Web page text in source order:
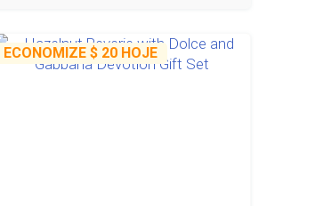
ECONOMIZE$ 20 HOJE